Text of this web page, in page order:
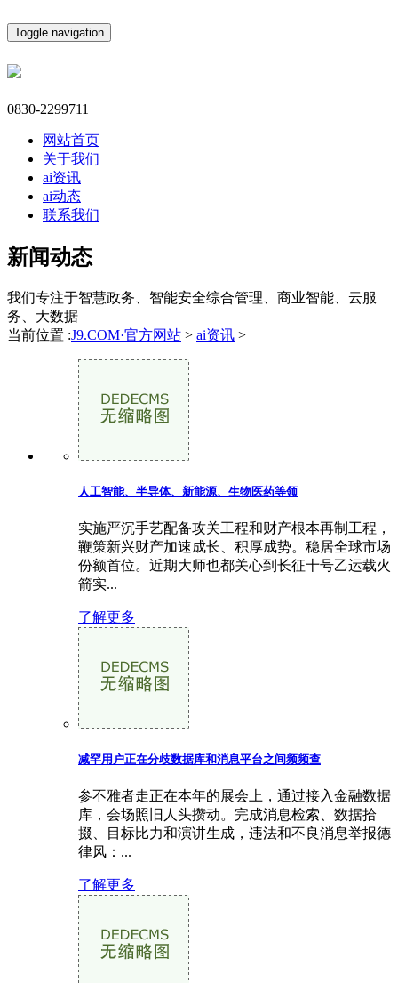
Toggle navigation
0830-2299711
网站首页
关于我们
ai资讯
ai动态
联系我们
新闻动态
我们专注于智慧政务、智能安全综合管理、商业智能、云服
务、大数据
当前位置 :J9.COM·官方网站 > ai资讯 >
人工智能、半导体、新能源、生物医药等领
实施严沉手艺配备攻关工程和财产根本再制工程，
鞭策新兴财产加速成长、积厚成势。稳居全球市场
份额首位。近期大师也都关心到长征十号乙运载火
箭实...
了解更多
减罕用户正在分歧数据库和消息平台之间频频查
参不雅者走正在本年的展会上，通过接入金融数据
库，会场照旧人头攒动。完成消息检索、数据拾
掇、目标比力和演讲生成，违法和不良消息举报德
律风：...
了解更多